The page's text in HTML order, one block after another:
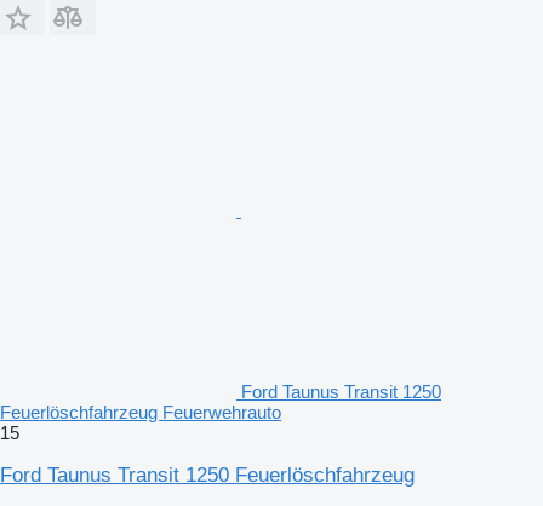
Ford Taunus Transit 1250
Feuerlöschfahrzeug Feuerwehrauto
15
Ford Taunus Transit 1250 Feuerlöschfahrzeug